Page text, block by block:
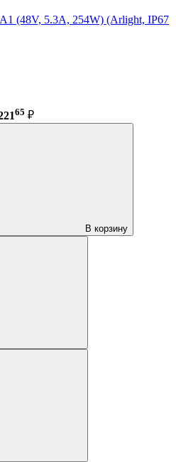
(48V, 5.3A, 254W) (Arlight, IP67
65 ₽
В корзину